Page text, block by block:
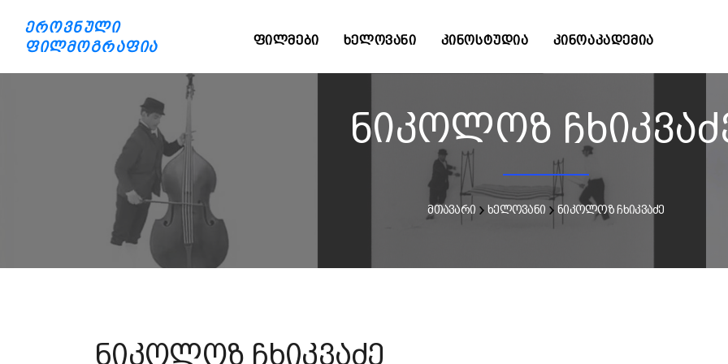
ეროვნული
ფილმოგრაფია
ᲤᲘᲚᲛᲔᲑᲘ ᲮᲔᲚᲝᲕᲐᲜᲘ ᲙᲘᲜᲝᲡᲢᲣᲓᲘᲐ ᲙᲘᲜᲝᲐᲙᲐᲓᲔᲛᲘᲐ
ნიკოლოზ
მთავარი ხელოვანი ნიკოლოზ ჩხიკვაძე
ნიკოლოზ ჩხიკვაძე